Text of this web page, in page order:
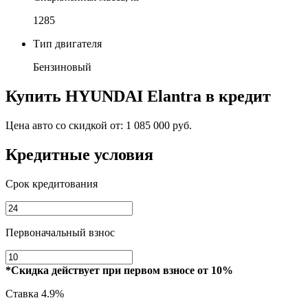
1285
Тип двигателя
Бензиновый
Купить HYUNDAI Elantra в кредит
Цена авто со скидкой от: 1 085 000 руб.
Кредитные условия
Срок кредитования
Первоначальный взнос
*Скидка действует при первом взносе от 10%
Ставка 4.9%